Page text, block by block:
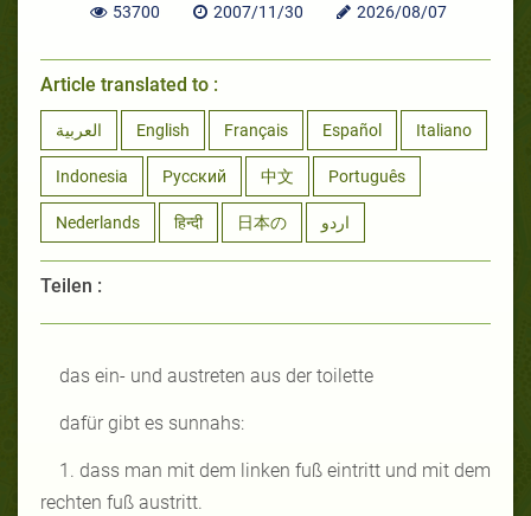
53700 2007/11/30 2026/08/07
Article translated to :
العربية English Français Español Italiano
Indonesia Русский 中文 Português
Nederlands हिन्दी 日本の اردو
Teilen :
das ein- und austreten aus der toilette
dafür gibt es sunnahs:
1. dass man mit dem linken fuß eintritt und mit dem
rechten fuß austritt.